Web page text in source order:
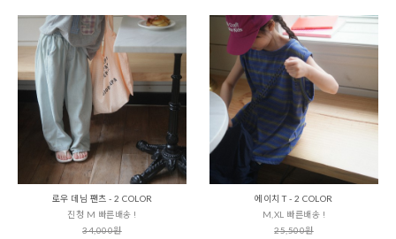
로우 데님 팬츠 - 2 COLOR
진청 M 빠른배송 !
34,000원
에이치 T - 2 COLOR
M,XL 빠른배송 !
25,500원